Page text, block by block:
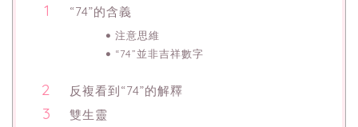
“74”的含義
注意思維
“74”並非吉祥數字
反複看到“74”的解釋
雙生靈